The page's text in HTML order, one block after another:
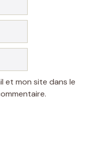
et mon site dans le